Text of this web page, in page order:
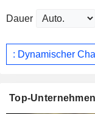
Dauer
: Dynamischer
Top-